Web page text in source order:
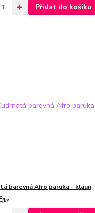
Přidat do košíku
barevná Afro paruka - klaun
/ks